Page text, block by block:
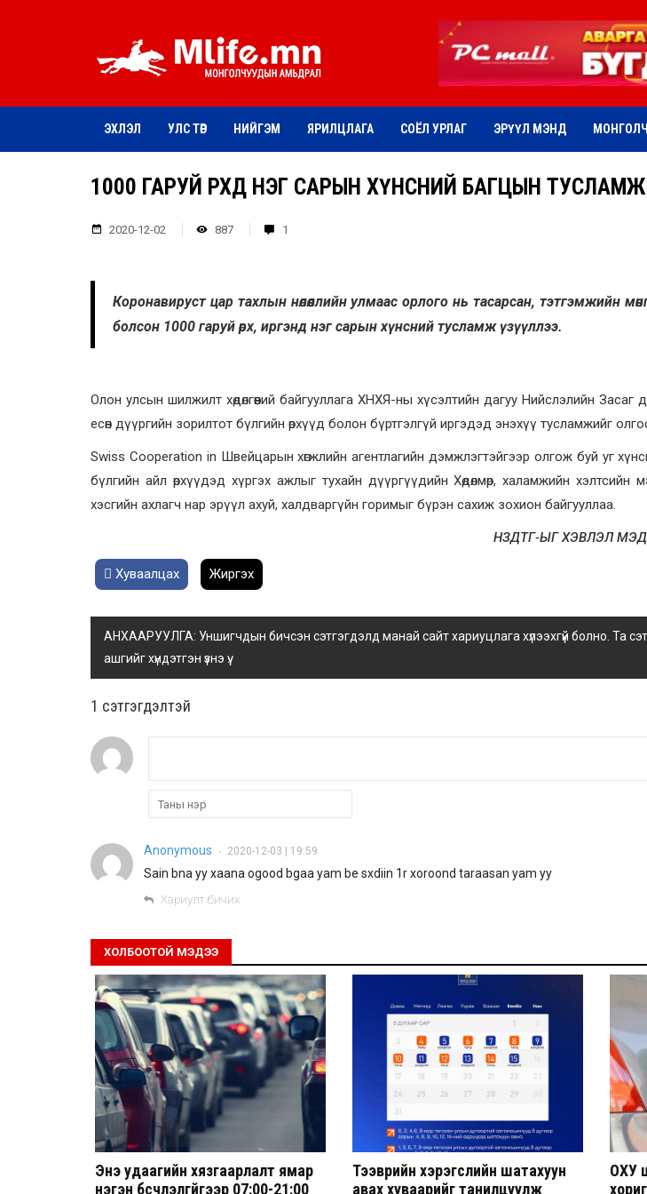
ЭХЛЭЛ УЛС ТӨР НИЙГЭМ ЯРИЛЦЛАГА СОЁЛ УРЛАГ ЭРҮҮЛ МЭНД
1000 ГАРУЙ ӨРХӨД НЭГ САРЫН ХҮНСНИЙ БАГЦЫН
2020-12-02 887 1
Коронавируст цар тахлын нөлөөллийн улмаас орлого нь тасарсан, тэтгэмжийн
болсон 1000 гаруй өрх, иргэнд нэг сарын хүнсний тусламж үзүүллээ.
Олон улсын шилжилт хөдөлгөөний байгууллага ХНХЯ-ны хүсэлтийн дагуу Нийслэлийн
есөн дүүргийн зорилтот бүлгийн өрхүүд болон бүртгэлгүй иргэдэд энэхүү тусламжийг
Swiss Cooperation in Швейцарын хөгжлийн агентлагийн дэмжлэгтэйгээр олгож буй уг
бүлгийн айл өрхүүдэд хүргэх ажлыг тухайн дүүргүүдийн Хөдөлмөр, халамжийн
хэсгийн ахлагч нар эрүүл ахуй, халдваргүйн горимыг бүрэн сахиж зохион байгууллаа.
НЗДТГ-ЫГ ХЭВЛЭЛ
Хуваалцах Жиргэх
АНХААРУУЛГА: Уншигчдын бичсэн сэтгэгдэлд манай сайт хариуцлага хүлээхгүй болно. Та
ашгийг хүндэтгэн үзнэ үү.
1 сэтгэгдэлтэй
Anonymous • 2020-12-03 | 19:59
Sain bna yy xaana ogood bgaa yam be sxdiin 1r xoroond taraasan yam yy
Хариулт бичих
ХОЛБООТОЙ МЭДЭЭ
Энэ удаагийн хязгаарлалт ямар
нэгэн бүсчлэлгүйгээр 07:00-21:00
Тээврийн хэрэгслийн шатахуун
авах хуваарийг танилцуулж
ОХУ